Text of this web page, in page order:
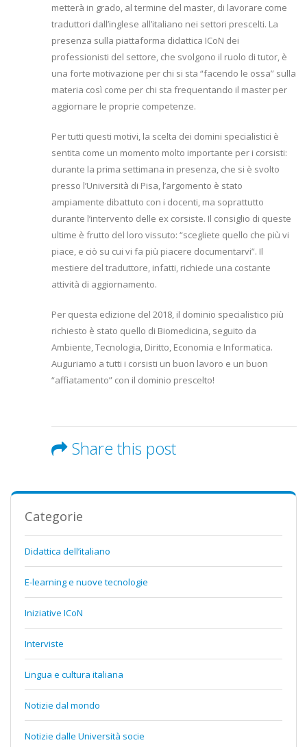
metterà in grado, al termine del master, di lavorare come
traduttori dall’inglese all’italiano nei settori prescelti. La
presenza sulla piattaforma didattica ICoN dei
professionisti del settore, che svolgono il ruolo di tutor, è
una forte motivazione per chi si sta “facendo le ossa” sulla
materia così come per chi sta frequentando il master per
aggiornare le proprie competenze.
Per tutti questi motivi, la scelta dei domini specialistici è
sentita come un momento molto importante per i corsisti:
durante la prima settimana in presenza, che si è svolto
presso l’Università di Pisa, l’argomento è stato
ampiamente dibattuto con i docenti, ma soprattutto
durante l’intervento delle ex corsiste. Il consiglio di queste
ultime è frutto del loro vissuto: “scegliete quello che più vi
piace, e ciò su cui vi fa più piacere documentarvi”. Il
mestiere del traduttore, infatti, richiede una costante
attività di aggiornamento.
Per questa edizione del 2018, il dominio specialistico più
richiesto è stato quello di Biomedicina, seguito da
Ambiente, Tecnologia, Diritto, Economia e Informatica.
Auguriamo a tutti i corsisti un buon lavoro e un buon
“affiatamento” con il dominio prescelto!
Share this post
Categorie
Didattica dell’italiano
E-learning e nuove tecnologie
Iniziative ICoN
Interviste
Lingua e cultura italiana
Notizie dal mondo
Notizie dalle Università socie